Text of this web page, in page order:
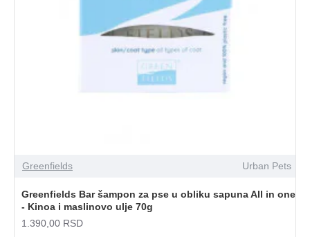
Greenfields Urban Pets
Greenfields Bar šampon za pse u obliku sapuna All in one
- Kinoa i maslinovo ulje 70g
1.390,00 RSD